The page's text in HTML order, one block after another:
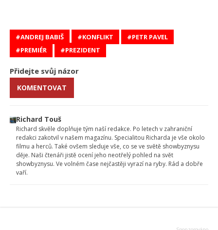
ANDREJ BABIŠ KONFLIKT
PETR PAVEL
PREMIÉR
PREZIDENT
Přidejte svůj názor
KOMENTOVAT
Richard Touš
Richard skvěle doplňuje tým naší redakce. Po letech v zahraniční
redakci zakotvil v našem magazínu. Specialitou Richarda je vše okolo
filmu a herců. Také ovšem sleduje vše, co se ve světě showbyznysu
děje. Naši čtenáři jistě ocení jeho neotřelý pohled na svět
showbyznysu. Ve volném čase nejčastěji vyrazí na ryby. Rád a dobře
vaří.